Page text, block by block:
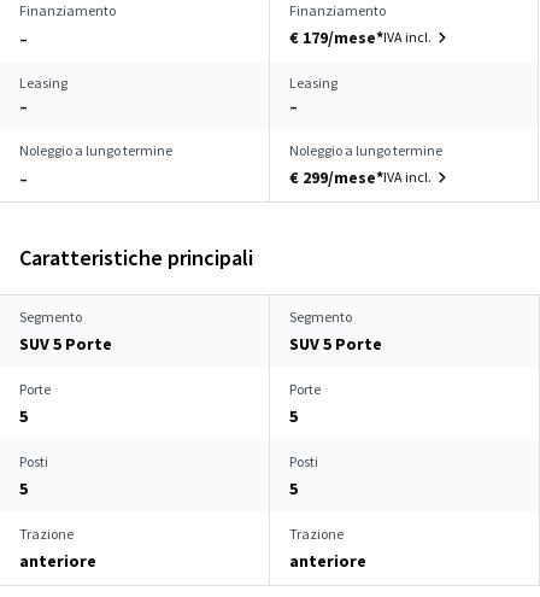
Finanziamento
–
Finanziamento
€ 179/mese*IVA incl.
Leasing
–
Leasing
–
Noleggio a lungo termine
–
Noleggio a lungo termine
€ 299/mese*IVA incl.
Caratteristiche principali
Segmento
SUV 5 Porte
Segmento
SUV 5 Porte
Porte
5
Porte
5
Posti
5
Posti
5
Trazione
anteriore
Trazione
anteriore